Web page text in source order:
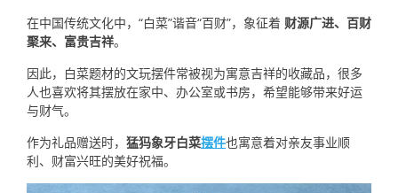
在中国传统文化中，“白菜”谐音“百财”，象征着 财源广进、百财
聚来、富贵吉祥。
因此，白菜题材的文玩摆件常被视为寓意吉祥的收藏品，很多
人也喜欢将其摆放在家中、办公室或书房，希望能够带来好运
与财气。
作为礼品赠送时， 猛犸象牙白菜摆件也寓意着对亲友事业顺
利、财富兴旺的美好祝福。